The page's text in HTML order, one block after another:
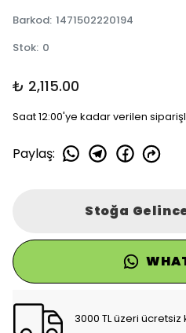
Barkod: 1471502220194
Stok: 0
₺ 2,115.00
Saat 12:00'ye kadar verilen
Paylaş:
Stoğa
3000 TL üzeri ücretsiz